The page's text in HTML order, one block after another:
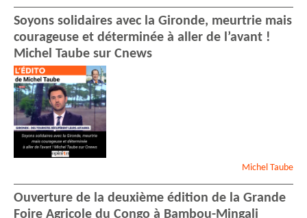
Soyons solidaires avec la Gironde, meurtrie mais
courageuse et déterminée à aller de l’avant !
Michel Taube sur Cnews
Michel Taube
Ouverture de la deuxième édition de la Grande
Foire Agricole du Congo à Bambou-Mingali